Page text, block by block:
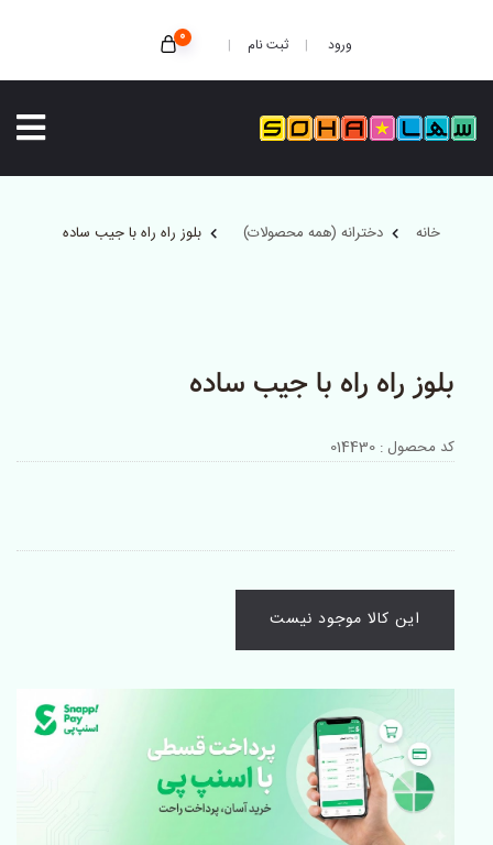
ورود ثبت نام 0
خانه دخترانه (همه محصولات) بلوز راه راه با جیب ساده
بلوز راه راه با جیب ساده
کد محصول : 014430
این کالا موجود نیست